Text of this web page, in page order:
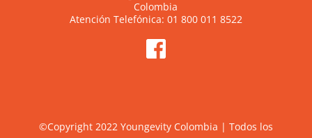
Colombia
Atención Telefónica: 01 800 011 8522
©Copyright 2022 Youngevity Colombia | Todos los